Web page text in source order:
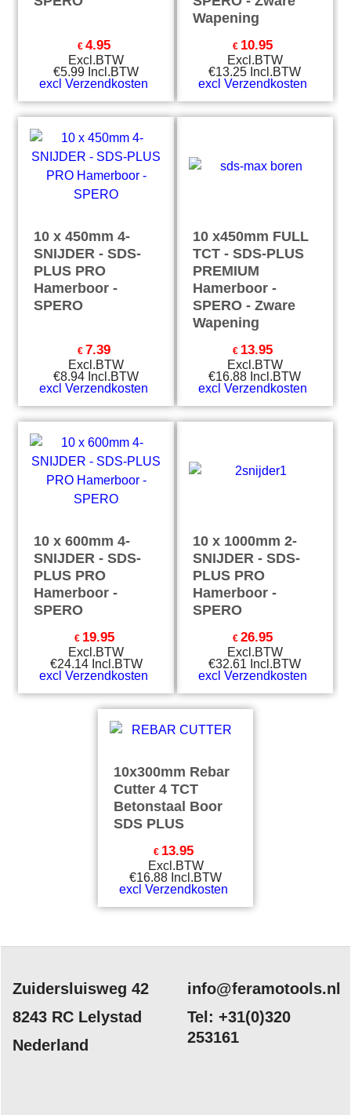
€ 4.95
Excl.BTW
€5.99 Incl.BTW
excl Verzendkosten
Wapening
€ 10.95
Excl.BTW
€13.25 Incl.BTW
excl Verzendkosten
10 x 450mm 4-
SNIJDER - SDS-
PLUS PRO
Hamerboor -
SPERO
€ 7.39
Excl.BTW
€8.94 Incl.BTW
excl Verzendkosten
10 x450mm FULL
TCT - SDS-PLUS
PREMIUM
Hamerboor -
SPERO - Zware
Wapening
€ 13.95
Excl.BTW
€16.88 Incl.BTW
excl Verzendkosten
10 x 600mm 4-
SNIJDER - SDS-
PLUS PRO
Hamerboor -
SPERO
€ 19.95
Excl.BTW
€24.14 Incl.BTW
excl Verzendkosten
10 x 1000mm 2-
SNIJDER - SDS-
PLUS PRO
Hamerboor -
SPERO
€ 26.95
Excl.BTW
€32.61 Incl.BTW
excl Verzendkosten
10x300mm Rebar
Cutter 4 TCT
Betonstaal Boor
SDS PLUS
€ 13.95
Excl.BTW
€16.88 Incl.BTW
excl Verzendkosten
Zuidersluisweg 42
8243 RC Lelystad
Nederland
info@feramotools.nl
Tel: +31(0)320
253161